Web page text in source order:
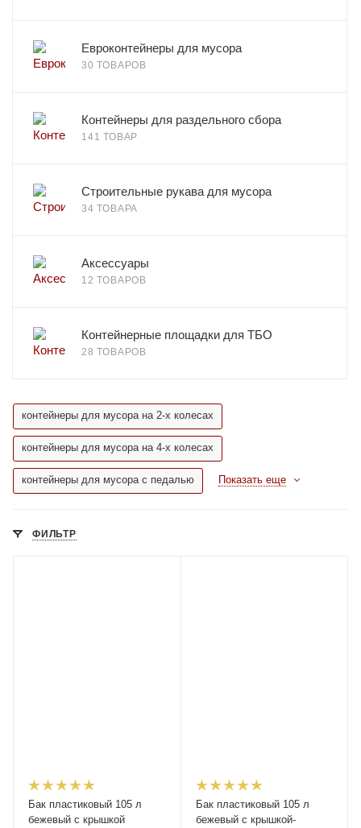
Евроконтейнеры для мусора
30 ТОВАРОВ
Контейнеры для раздельного сбора
141 ТОВАР
Строительные рукава для мусора
34 ТОВАРА
Аксессуары
12 ТОВАРОВ
Контейнерные площадки для ТБО
28 ТОВАРОВ
контейнеры для мусора на 2-х колесах
контейнеры для мусора на 4-х колесах
контейнеры для мусора с педалью Показать еще
ФИЛЬТР
Бак пластиковый 105 л
бежевый с крышкой
Бак пластиковый 105 л
бежевый с крышкой-